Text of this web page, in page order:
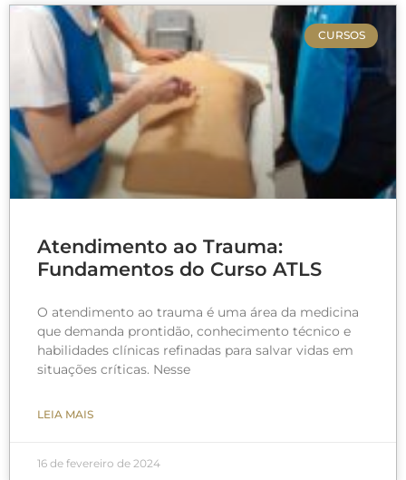
CURSOS
Atendimento ao Trauma:
Fundamentos do Curso ATLS
O atendimento ao trauma é uma área da medicina
que demanda prontidão, conhecimento técnico e
habilidades clínicas refinadas para salvar vidas em
situações críticas. Nesse
LEIA MAIS
16 de fevereiro de 2024